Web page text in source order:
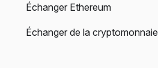
Échanger Ethereum
Échanger de la cryptomonnaie